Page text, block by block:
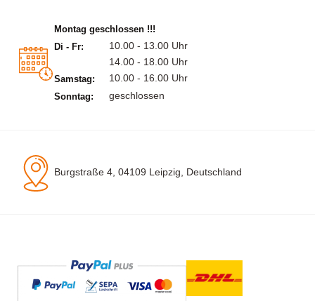
Montag geschlossen !!!
Di - Fr:
10.00 - 13.00 Uhr
14.00 - 18.00 Uhr
Samstag: 10.00 - 16.00 Uhr
Sonntag: geschlossen
Burgstraße 4, 04109 Leipzig, Deutschland